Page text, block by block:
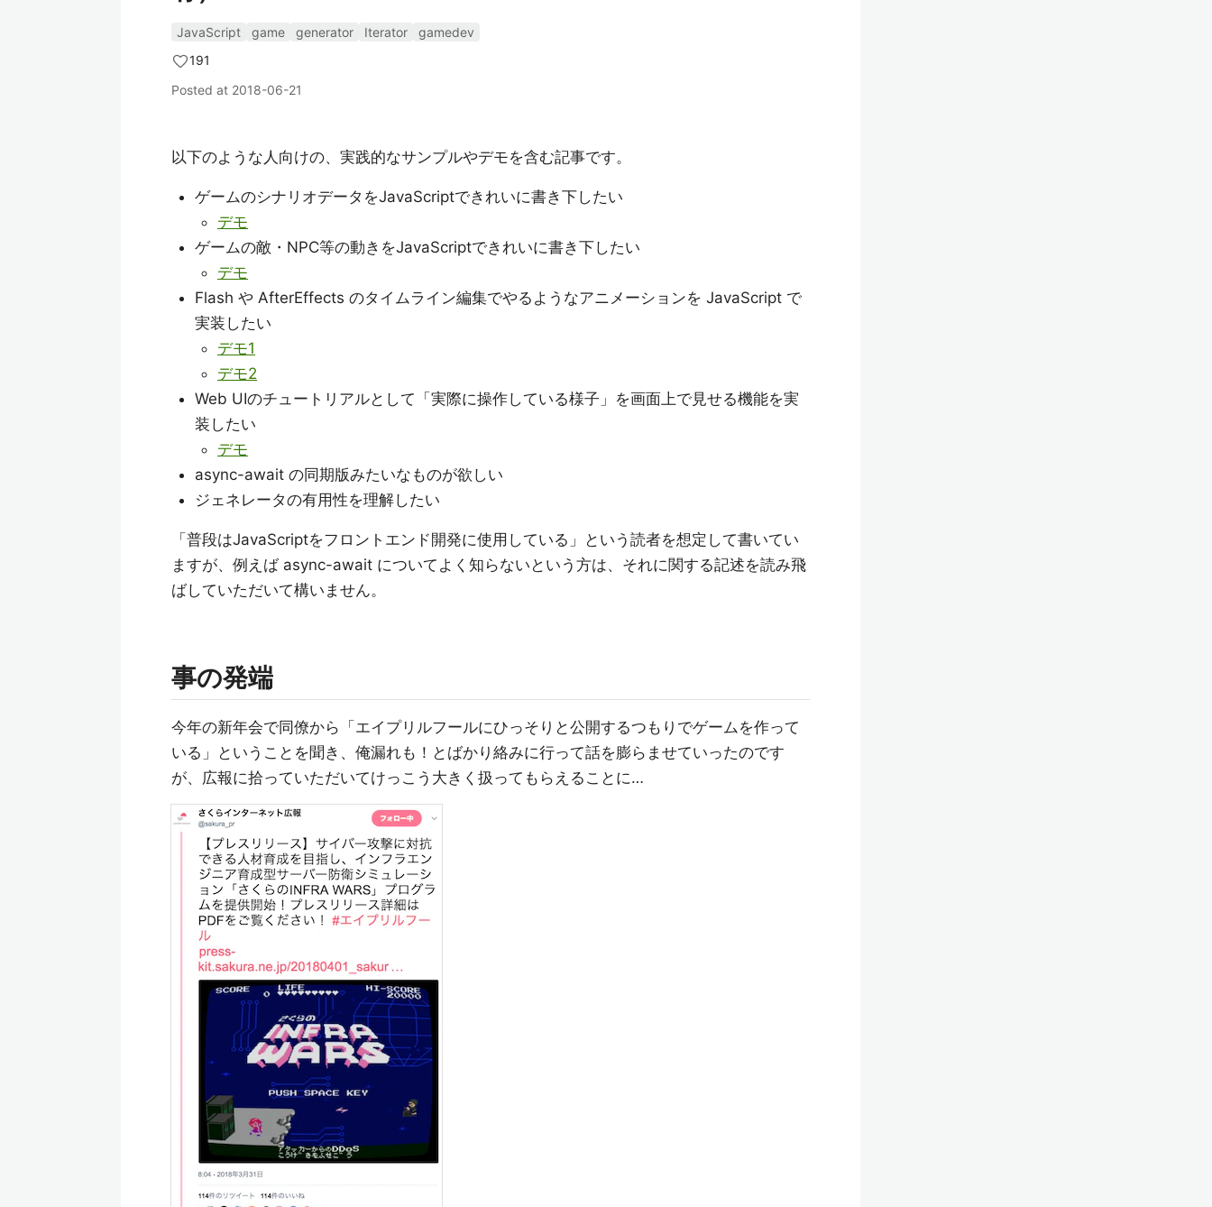
JavaScript game generator Iterator
gamedev
191
Posted at 2018-06-21
以下のような人向けの、実践的なサンプルやデモを含む記事です。
ゲームのシナリオデータをJavaScriptできれいに書き下したい
デモ
ゲームの敵・NPC等の動きをJavaScriptできれいに書き下したい
デモ
Flash や AfterEffects のタイムライン編集でやるようなアニメーションを JavaScript で
実装したい
デモ1
デモ2
Web UIのチュートリアルとして「実際に操作している様子」を画面上で見せる機能を実
装したい
デモ
async-await の同期版みたいなものが欲しい
ジェネレータの有用性を理解したい
「普段はJavaScriptをフロントエンド開発に使用している」という読者を想定して書いてい
ますが、例えば async-await についてよく知らないという方は、それに関する記述を読み飛
ばしていただいて構いません。
事の発端
今年の新年会で同僚から「エイプリルフールにひっそりと公開するつもりでゲームを作って
いる」ということを聞き、俺漏れも！とばかり絡みに行って話を膨らませていったのです
が、広報に拾っていただいてけっこう大きく扱ってもらえることに…